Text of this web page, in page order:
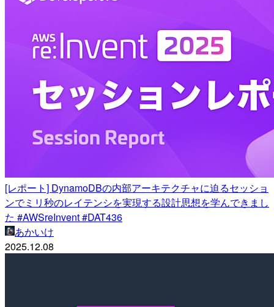
[レポート] DynamoDBの内部アーキテクチャに迫るセッショ
ンでミリ秒のレイテンシを実現する設計思想を学んできまし
た #AWSreInvent #DAT436
あかいけ
2025.12.08